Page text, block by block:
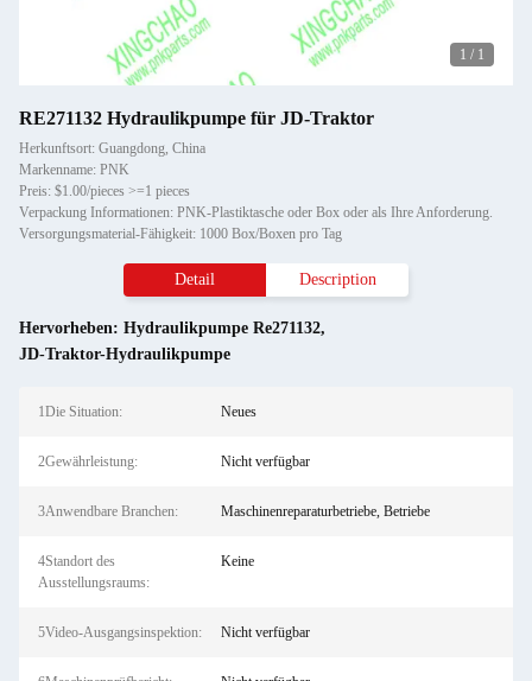
1 / 1
RE271132 Hydraulikpumpe für JD-Traktor
Herkunftsort: Guangdong, China
Markenname: PNK
Preis: $1.00/pieces >=1 pieces
Verpackung Informationen: PNK-Plastiktasche oder Box oder als Ihre Anforderung.
Versorgungsmaterial-Fähigkeit: 1000 Box/Boxen pro Tag
Detail Description
Hervorheben: Hydraulikpumpe Re271132,
JD-Traktor-Hydraulikpumpe
1Die Situation: Neues
2Gewährleistung: Nicht verfügbar
3Anwendbare Branchen: Maschinenreparaturbetriebe, Betriebe
4Standort des
Ausstellungsraums:
Keine
5Video-Ausgangsinspektion: Nicht verfügbar